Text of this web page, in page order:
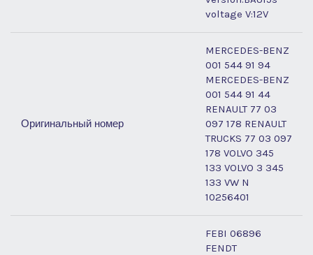
voltage V:12V
Оригинальный номер
MERCEDES-BENZ
001 544 91 94
MERCEDES-BENZ
001 544 91 44
RENAULT 77 03
097 178 RENAULT
TRUCKS 77 03 097
178 VOLVO 345
133 VOLVO 3 345
133 VW N
10256401
FEBI 06896
FENDT